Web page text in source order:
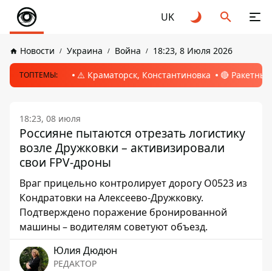
UK
Новости Украина Война 18:23, 8 Июля 2026
ТОПТЕМЫ: ⚠️ Краматорск, Константиновка 🔴
18:23, 08 июля
Россияне пытаются отрезать логистику
возле Дружковки – активизировали
свои FPV-дроны
Враг прицельно контролирует дорогу О0523 из
Кондратовки на Алексеево-Дружковку.
Подтверждено поражение бронированной
машины – водителям советуют объезд.
Юлия Дюдюн
РЕДАКТОР